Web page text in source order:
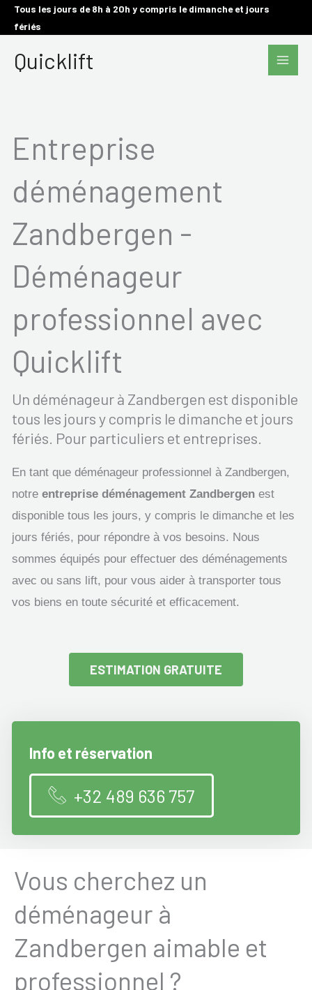
AllerTous les jours de 8h à 20h y compris le dimanche et jours
fériés
Quicklift
Main
Entreprise
déménagement
Zandbergen -
Déménageur
professionnel avec
Quicklift
Un déménageur à Zandbergen est disponible
tous les jours y compris le dimanche et jours
fériés. Pour particuliers et entreprises.
En tant que déménageur professionnel à Zandbergen,
notre entreprise déménagement Zandbergen est
disponible tous les jours, y compris le dimanche et les
jours fériés, pour répondre à vos besoins. Nous
sommes équipés pour effectuer des déménagements
avec ou sans lift, pour vous aider à transporter tous
vos biens en toute sécurité et efficacement.
ESTIMATION GRATUITE
Info et réservation
+32 489 636 757
Vous cherchez un
déménageur à
Zandbergen aimable et
professionnel ?